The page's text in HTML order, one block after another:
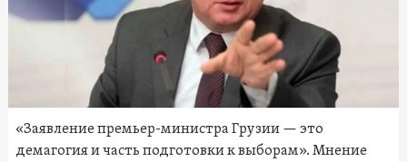
«Заявление премьер-министра Грузии — это
демагогия и часть подготовки к выборам». Мнение